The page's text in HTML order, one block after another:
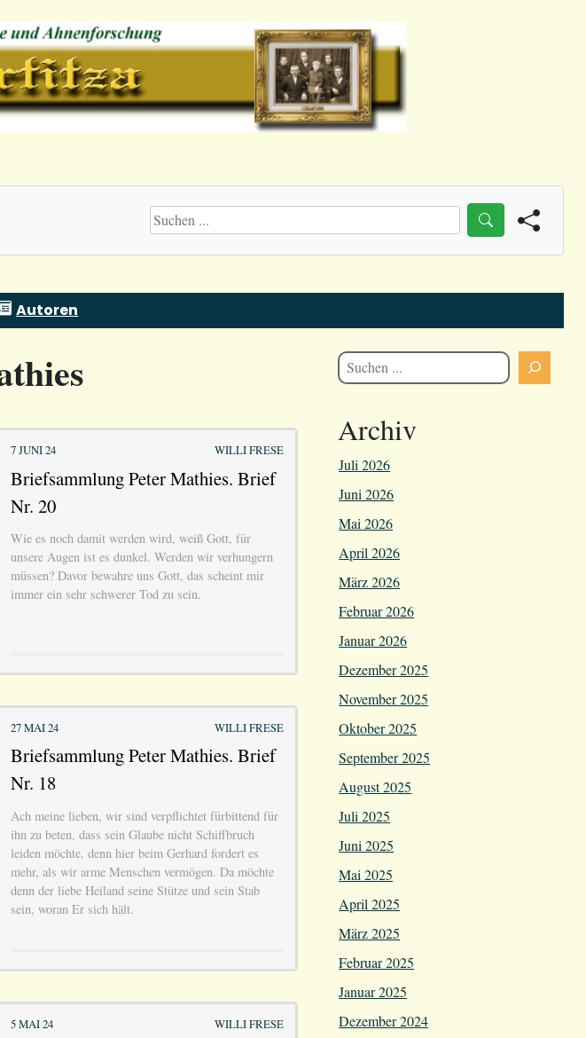
Autoren
7 JUNI 24 WILLI FRESE
Briefsammlung Peter Mathies. Brief
Nr. 20
Wie es noch damit werden wird, weiß Gott, für
unsere Augen ist es dunkel. Werden wir verhungern
müssen? Davor bewahre uns Gott, das scheint mir
immer ein sehr schwerer Tod zu sein.
27 MAI 24 WILLI FRESE
Briefsammlung Peter Mathies. Brief
Nr. 18
Ach meine lieben, wir sind verpflichtet fürbittend für
ihn zu beten, dass sein Glaube nicht Schiffbruch
leiden möchte, denn hier beim Gerhard fordert es
mehr, als wir arme Menschen vermögen. Da möchte
denn der liebe Heiland seine Stütze und sein Stab
sein, woran Er sich hält.
5 MAI 24 WILLI FRESE
Archiv
Juli 2026
Juni 2026
Mai 2026
April 2026
März 2026
Februar 2026
Januar 2026
Dezember 2025
November 2025
Oktober 2025
September 2025
August 2025
Juli 2025
Juni 2025
Mai 2025
April 2025
März 2025
Februar 2025
Januar 2025
Dezember 2024